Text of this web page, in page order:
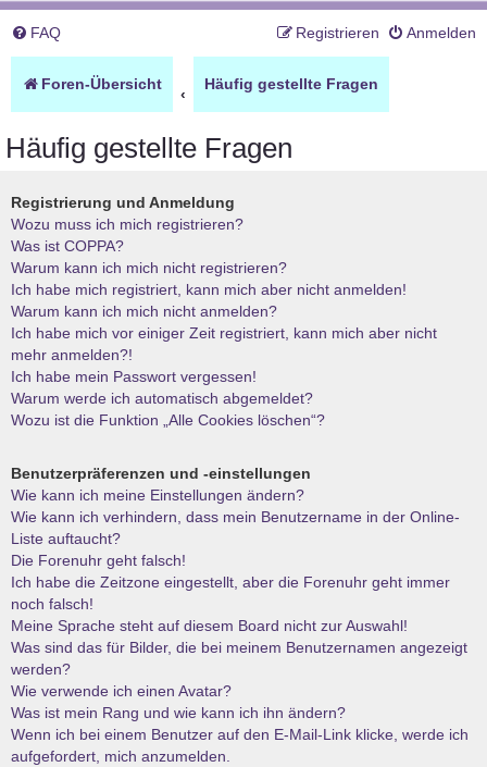
FAQ Anmelden
Registrieren
Foren-Übersicht Häufig gestellte Fragen
Häufig gestellte Fragen
Registrierung und Anmeldung
Wozu muss ich mich registrieren?
Was ist COPPA?
Warum kann ich mich nicht registrieren?
Ich habe mich registriert, kann mich aber nicht anmelden!
Warum kann ich mich nicht anmelden?
Ich habe mich vor einiger Zeit registriert, kann mich aber nicht
mehr anmelden?!
Ich habe mein Passwort vergessen!
Warum werde ich automatisch abgemeldet?
Wozu ist die Funktion „Alle Cookies löschen“?
Benutzerpräferenzen und -einstellungen
Wie kann ich meine Einstellungen ändern?
Wie kann ich verhindern, dass mein Benutzername in der Online-
Liste auftaucht?
Die Forenuhr geht falsch!
Ich habe die Zeitzone eingestellt, aber die Forenuhr geht immer
noch falsch!
Meine Sprache steht auf diesem Board nicht zur Auswahl!
Was sind das für Bilder, die bei meinem Benutzernamen angezeigt
werden?
Wie verwende ich einen Avatar?
Was ist mein Rang und wie kann ich ihn ändern?
Wenn ich bei einem Benutzer auf den E-Mail-Link klicke, werde ich
aufgefordert, mich anzumelden.